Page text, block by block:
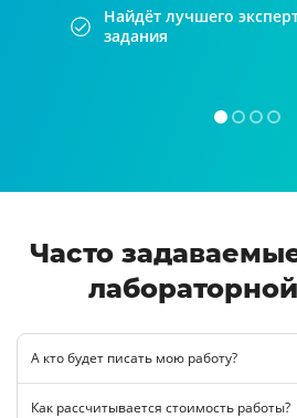
Найдёт лучшего
задания
Часто
А кто будет писать мою работу?
Как рассчитывается стоимость работы?